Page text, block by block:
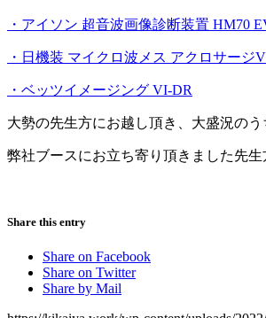
・アイソン 超音波画像診断装置 HM70
・日機装 マイクロ波メス アクロサージV
・ベッツイメージング VI-DR
大勢の先生方にお越し頂き、大盛況の
弊社ブースにお立ち寄り頂きました先生
Share this entry
Share on Facebook
Share on Twitter
Share by Mail